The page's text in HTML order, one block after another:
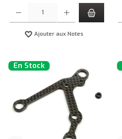
Ajouter aux Notes
En Stock